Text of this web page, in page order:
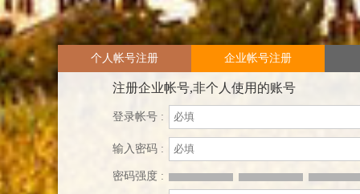
个人帐号注册 企业帐号注册
注册企业帐号,非个人使用的账号
登录帐号 :
输入密码 :
密码强度 :